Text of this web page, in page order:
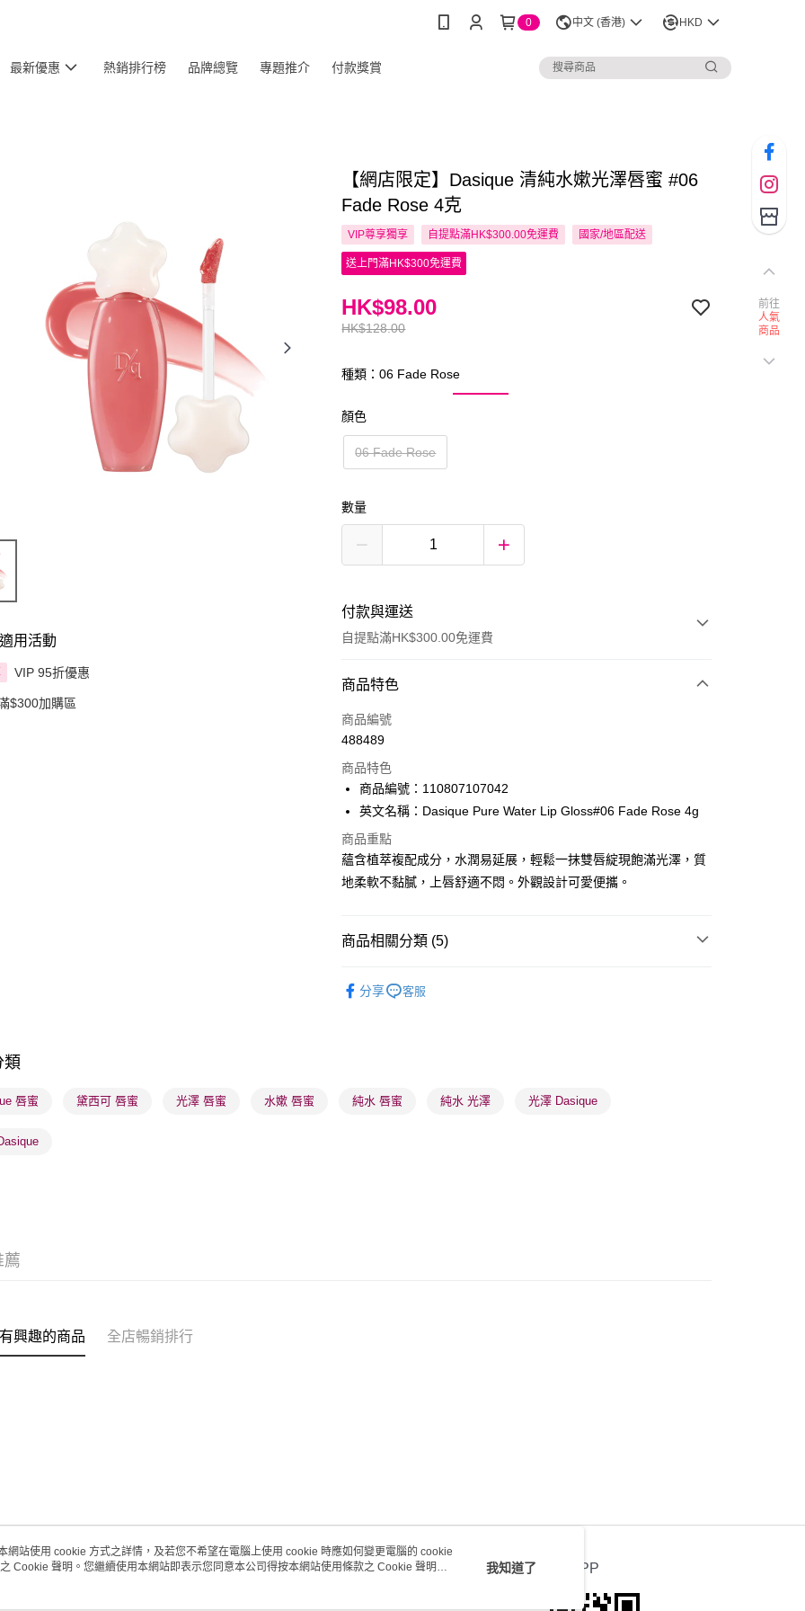
0 中文 (香港) HKD
最新優惠 熱銷排行榜 品牌總覽 專題推介 付款獎賞
用活動
VIP 95折優惠
$300加購區
【網店限定】Dasique 清純水嫰光澤唇蜜 #06
Fade Rose 4克
VIP尊享獨享 自提點滿HK$300.00免運費 國家/地區配送
送上門滿HK$300免運費
HK$128.00
HK$98.00
種類：06 Fade Rose
顏色
06 Fade Rose
數量
付款與運送
自提點滿HK$300.00免運費
付款方式
信用卡
AlipayHK
PayMe
WeChat Pay
BoC Pay
送貨方式
每筆HK$65.00，滿HK$300.00或以上免運費
商品特色
商品編號
488489
商品特色
商品編號：110807107042
英文名稱：Dasique Pure Water Lip Gloss#06 Fade Rose 4g
商品重點
蘊含植萃複配成分，水潤易延展，輕鬆一抹雙唇綻現飽滿光澤，質
地柔軟不黏膩，上唇舒適不悶。外觀設計可愛便攜。
商品相關分類 (5)
莎莎獨家品牌✨ 韓系品牌 全部產品
分享 客服
類
唇蜜 黛西可 唇蜜 光澤 唇蜜 水嫰 唇蜜 純水 唇蜜 純水 光澤 光澤 Dasique
薦
興趣的商品 全店暢銷排行
關於我們 客戶服務 官方APP
前往
人氣
商品
網站使用 cookie 方式之詳情，及若您不希望在電腦上使用 cookie 時應如何變更電腦的 cookie
之 Cookie 聲明。您繼續使用本網站即表示您同意本公司得按本網站使用條款之 Cookie 聲明使
我知道了